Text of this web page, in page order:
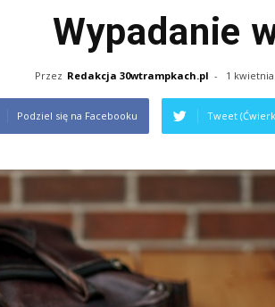
Wypadanie
Przez Redakcja 30wtrampkach.pl - 1 kwietnia
Podziel się na Facebooku Tweet